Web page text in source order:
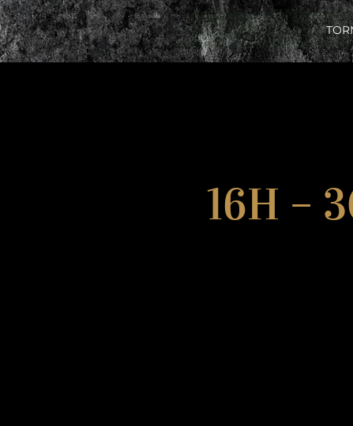
16H –